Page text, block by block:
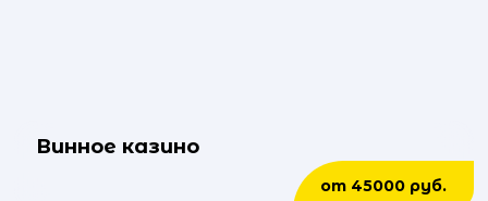
Винное казино
от 45000 руб.